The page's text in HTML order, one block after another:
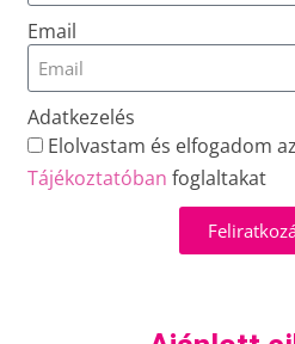
Email
Adatkezelés
Elolvastam és elfogadom
Tájékoztatóban foglaltakat